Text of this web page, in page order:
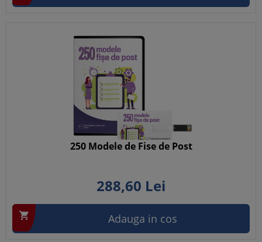
250 Modele de Fise de Post
288,60 Lei
 Adauga in cos